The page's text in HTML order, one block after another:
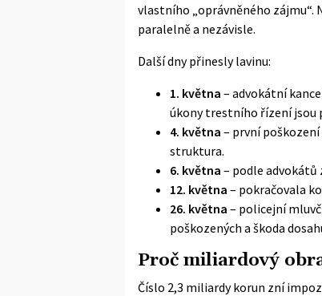
vlastního „oprávněného zájmu“.
paralelně a nezávisle.
Další dny přinesly lavinu:
1. května – advokátní
úkony trestního řízení jsou
4. května – první
struktura.
6. května – podle advokátů
12. května – pokračovala
26. května – policejní
poškozených a škoda
Proč miliardový
Číslo 2,3 miliardy korun zní